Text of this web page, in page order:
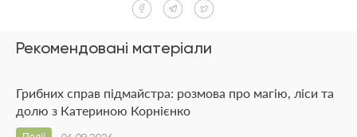
Рекомендовані матеріали
Грибних справ підмайстра: розмова про магію, ліси та
долю з Катериною Корнієнко